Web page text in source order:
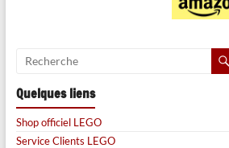
Quelques liens
Shop officiel LEGO
Service Clients LEGO